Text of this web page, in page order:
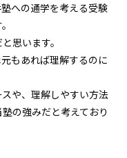
への通学を考える受験
思います。
もあれば理解するのに
や、理解しやすい方法
の強みだと考えており